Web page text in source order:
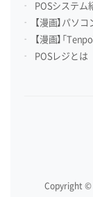
POSシステム
【漫画】パソ
【漫画】「
POSレジとは
Copyright ©